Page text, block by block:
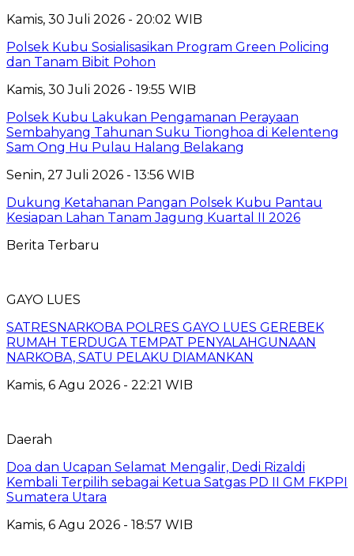
Kamis, 30 Juli 2026 - 20:02 WIB
Polsek Kubu Sosialisasikan Program Green Policing
dan Tanam Bibit Pohon
Kamis, 30 Juli 2026 - 19:55 WIB
Polsek Kubu Lakukan Pengamanan Perayaan
Sembahyang Tahunan Suku Tionghoa di Kelenteng
Sam Ong Hu Pulau Halang Belakang
Senin, 27 Juli 2026 - 13:56 WIB
Dukung Ketahanan Pangan Polsek Kubu Pantau
Kesiapan Lahan Tanam Jagung Kuartal II 2026
Berita Terbaru
GAYO LUES
SATRESNARKOBA POLRES GAYO LUES GEREBEK
RUMAH TERDUGA TEMPAT PENYALAHGUNAAN
NARKOBA, SATU PELAKU DIAMANKAN
Kamis, 6 Agu 2026 - 22:21 WIB
Daerah
Doa dan Ucapan Selamat Mengalir, Dedi Rizaldi
Kembali Terpilih sebagai Ketua Satgas PD II GM FKPPI
Sumatera Utara
Kamis, 6 Agu 2026 - 18:57 WIB